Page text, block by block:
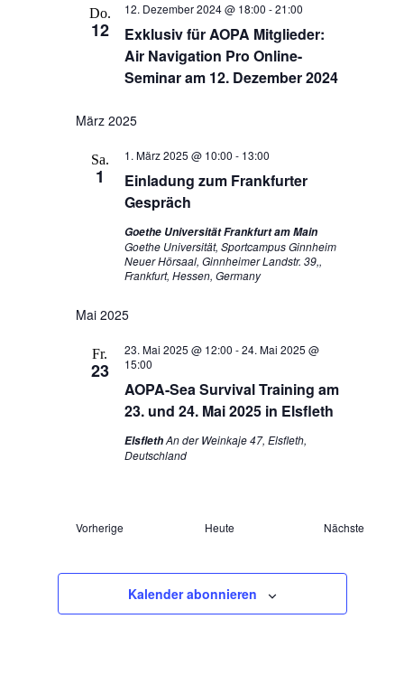
Do.
12
Exklusiv für AOPA Mitglieder:
Air Navigation Pro Online-
Seminar am 12. Dezember 2024
12. Dezember 2024 @ 18:00 -21:00
März 2025
Sa.
1
Einladung zum Frankfurter
Gespräch
1. März 2025 @ 10:00 - 13:00
Goethe Universität Frankfurt am Main
Goethe Universität, Sportcampus Ginnheim
Neuer Hörsaal, Ginnheimer Landstr. 39,,
Frankfurt, Hessen, Germany
Mai 2025
Fr.
23
AOPA-Sea Survival Training am
23. und 24. Mai 2025 in Elsfleth
23. Mai 2025 @ 12:00 -24. Mai 2025 @
15:00
ElsflethAn der Weinkaje 47, Elsfleth,
Deutschland
VorherigeVeranstaltungen Heute Nächste
Kalender abonnieren